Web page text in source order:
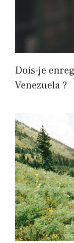
Dois-je
Venezuela ?